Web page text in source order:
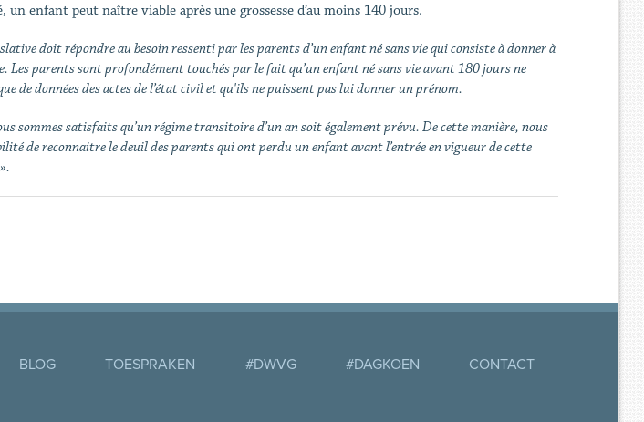
un enfant peut naître viable après une grossesse d’au moins 140 jours.
doit répondre au besoin ressenti par les parents d’un enfant né sans vie qui consiste à donner à
Les parents sont profondément touchés par le fait qu’un enfant né sans vie avant 180 jours ne
de données des actes de l’état civil et qu'ils ne puissent pas lui donner un prénom.
sommes satisfaits qu’un régime transitoire d’un an soit également prévu. De cette manière, nous
de reconnaitre le deuil des parents qui ont perdu un enfant avant l’entrée en vigueur de cette
BLOG TOESPRAKEN #DWVG #DAGKOEN CONTACT